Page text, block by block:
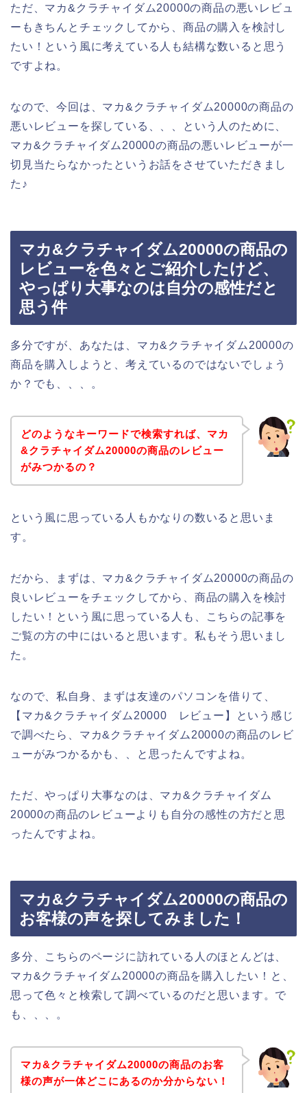
ただ、マカ&クラチャイダム20000の商品の悪いレビュ
ーもきちんとチェックしてから、商品の購入を検討し
たい！という風に考えている人も結構な数いると思う
ですよね。
なので、今回は、マカ&クラチャイダム20000の商品の
悪いレビューを探している、、、という人のために、
マカ&クラチャイダム20000の商品の悪いレビューが一
切見当たらなかったというお話をさせていただきまし
た♪
マカ&クラチャイダム20000の商品の
レビューを色々とご紹介したけど、
やっぱり大事なのは自分の感性だと
思う件
多分ですが、あなたは、マカ&クラチャイダム20000の
商品を購入しようと、考えているのではないでしょう
か？でも、、、。
どのようなキーワードで検索すれば、マカ
&クラチャイダム20000の商品のレビュー
がみつかるの？
という風に思っている人もかなりの数いると思いま
す。
だから、まずは、マカ&クラチャイダム20000の商品の
良いレビューをチェックしてから、商品の購入を検討
したい！という風に思っている人も、こちらの記事を
ご覧の方の中にはいると思います。私もそう思いまし
た。
なので、私自身、まずは友達のパソコンを借りて、
【マカ&クラチャイダム20000 レビュー】という感じ
で調べたら、マカ&クラチャイダム20000の商品のレビ
ューがみつかるかも、、と思ったんですよね。
ただ、やっぱり大事なのは、マカ&クラチャイダム
20000の商品のレビューよりも自分の感性の方だと思
ったんですよね。
マカ&クラチャイダム20000の商品の
お客様の声を探してみました！
多分、こちらのページに訪れている人のほとんどは、
マカ&クラチャイダム20000の商品を購入したい！と、
思って色々と検索して調べているのだと思います。で
も、、、。
マカ&クラチャイダム20000の商品のお客
様の声が一体どこにあるのか分からない！